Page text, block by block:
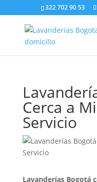
322 702 90 53
Cerca a
Servicio
Lavanderías Bogotá